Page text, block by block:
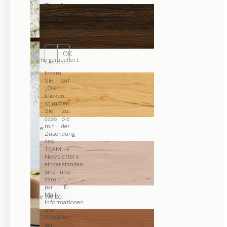
7 auf
dem
Laufenden.
OK
Indem
Sie auf
„OK“
klicken,
stimmen
Sie zu,
dass Sie
mit der
Zusendung
des
TEAM 7
Newsletters
einverstanden
sind und
damit
per E-
Mail
Informationen
über
Aktuelles
bei
Eiche geräuchert
Erle
Erle Weißöl